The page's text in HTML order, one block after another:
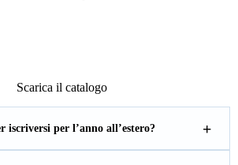
Scarica il catalogo
iscriversi per l’anno all’estero?